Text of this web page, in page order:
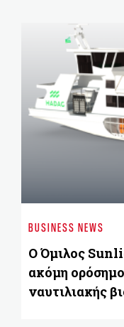
BUSINESS NEWS
Ο Όμιλος
ακόμη
ναυτιλιακής